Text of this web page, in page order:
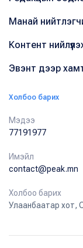
Манай
Контент
Эвэнт дээр
Холбоо барих
Мэдээ
77191977
Имэйл
contact@peak.mn
Холбоо барих
Улаанбаатар хот,